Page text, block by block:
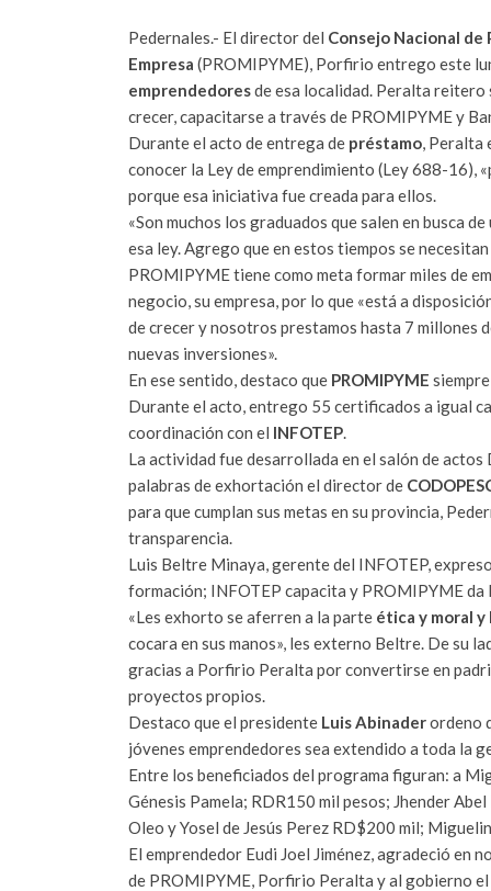
Pedernales.- El director del Consejo Nacional de
Empresa (PROMIPYME), Porfirio entrego este
emprendedoresde esa localidad. Peralta reitero
crecer, capacitarse a través de PROMIPYME y
Durante el acto de entrega de préstamo, Peralta
conocer la Ley de emprendimiento (Ley 688-16),
porque esa iniciativa fue creada para ellos.
«Son muchos los graduados que salen en busca de
esa ley. Agrego que en estos tiempos se
PROMIPYME tiene como meta formar miles de
negocio, su empresa, por lo que «está a
de crecer y nosotros prestamos hasta 7 millones
nuevas inversiones».
En ese sentido, destaco que PROMIPYME
Durante el acto, entrego 55 certificados a igual
coordinación con el INFOTEP.
La actividad fue desarrollada en el salón de
palabras de exhortación el director de
para que cumplan sus metas en su provincia,
transparencia.
Luis Beltre Minaya, gerente del INFOTEP,
formación; INFOTEP capacita y PROMIPYME
«Les exhorto se aferren a la parte ética y moral
cocara en sus manos», les externo Beltre. De su
gracias a Porfirio Peralta por convertirse en
proyectos propios.
Destaco que el presidente Luis Abinaderordeno
jóvenes emprendedores sea extendido a toda la
Entre los beneficiados del programa figuran: a
Génesis Pamela; RDR150 mil pesos; Jhender
Oleo y Yosel de Jesús Perez RD$200 mil;
El emprendedor Eudi Joel Jiménez, agradeció en
de PROMIPYME, Porfirio Peralta y al gobierno